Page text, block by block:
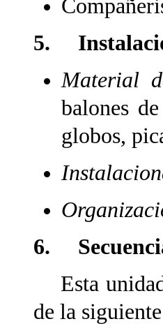
5.
Material
balones
globos,
6.
Esta unidad
de la